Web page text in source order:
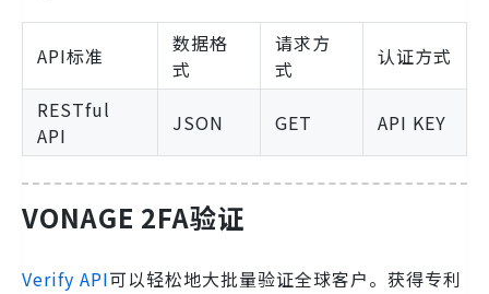
API标准
数据格
式
请求方
式
认证方式
RESTful
API
JSON GET API KEY
VONAGE 2FA验证
Verify API可以轻松地大批量验证全球客户。获得专利